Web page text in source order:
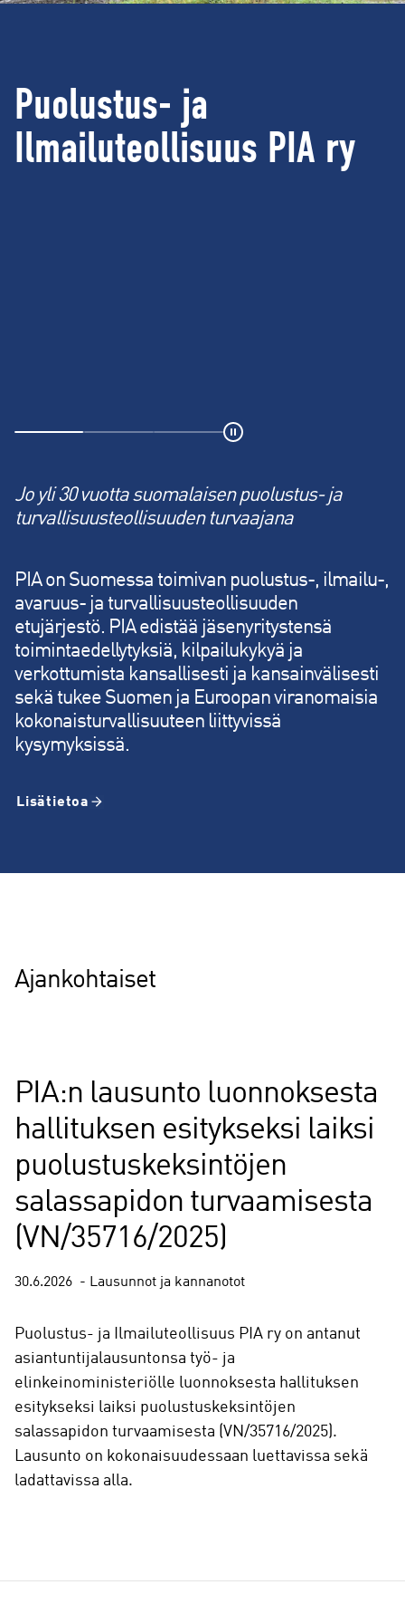
Puolustus- ja
Ilmailuteollisuus PIA ry
Jo yli 30 vuotta suomalaisen puolustus- ja
turvallisuusteollisuuden turvaajana
PIA on Suomessa toimivan puolustus-, ilmailu-,
avaruus- ja turvallisuusteollisuuden
etujärjestö. PIA edistää jäsenyritystensä
toimintaedellytyksiä, kilpailukykyä ja
verkottumista kansallisesti ja kansainvälisesti
sekä tukee Suomen ja Euroopan viranomaisia
kokonaisturvallisuuteen liittyvissä
kysymyksissä.
Tietoa PIA:n toimialoista
PIA ry:n jäsenyritykset ja niiden osaaminen ovat
kokonaisturvallisuutta koostuen mm.
sotilaallisesta huoltovarmuudesta,
turvallisuusinfrastruktuurin tukemisesta ja
avaruuden hyödyntämisestä.
Jäsenemme tarjoavat huipputuotteita, jotka
ovat globaaleja markkinajohtajia ja
teknologisia edelläkävijöitä.
Lue lisää
Ajankohtaiset
PIA:n lausunto luonnoksesta
hallituksen esitykseksi laiksi
puolustuskeksintöjen
salassapidon turvaamisesta
(VN/35716/2025)
Puolustus- ja Ilmailuteollisuus PIA ry on antanut
asiantuntijalausuntonsa työ- ja
elinkeinoministeriölle luonnoksesta hallituksen
esitykseksi laiksi puolustuskeksintöjen
salassapidon turvaamisesta (VN/35716/2025).
Lausunto on kokonaisuudessaan luettavissa sekä
ladattavissa alla.
30.6.2026 Lausunnot ja kannanotot